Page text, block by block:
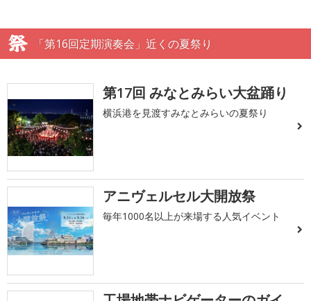
「第16回定期演奏会」近くの夏祭り
第17回 みなとみらい大盆踊り
横浜港を見渡すみなとみらいの夏祭り
アニヴェルセル大開放祭
毎年1000名以上が来場する人気イベント